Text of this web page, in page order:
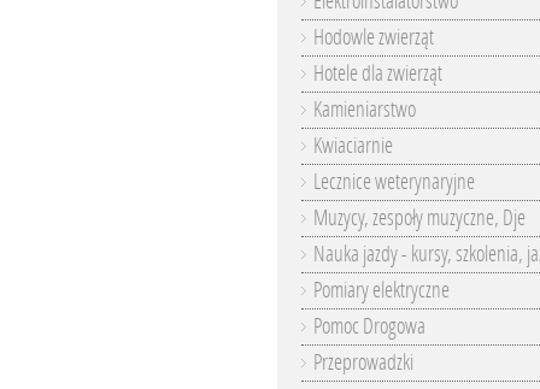
Hodowle zwierząt
Hotele dla zwierząt
Kamieniarstwo
Kwiaciarnie
Lecznice weterynaryjne
Muzycy, zespoły muzyczne, Dje
Nauka jazdy - kursy, szkolenia,
Pomiary elektryczne
Pomoc Drogowa
Przeprowadzki